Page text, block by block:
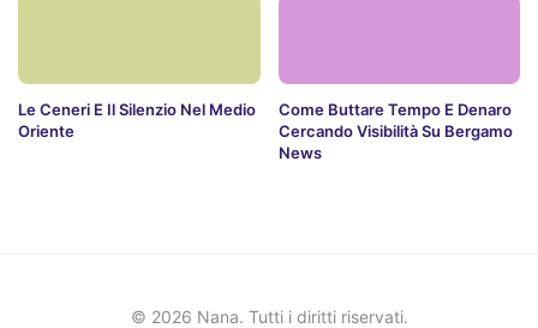
Le Ceneri E Il Silenzio Nel Medio
Oriente
Come Buttare Tempo E Denaro
Cercando Visibilità Su Bergamo
News
© 2026 Nana. Tutti i diritti riservati.